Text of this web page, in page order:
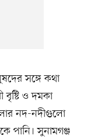
সঙ্গে কথা
ও দমকা
নদ-নদীগুলো
পানি। সুনামগঞ্জ